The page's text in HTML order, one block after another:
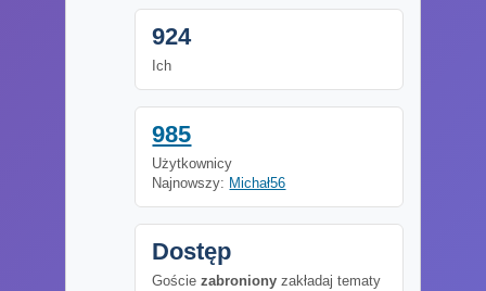
924
Ich
985
Użytkownicy
Najnowszy: Michał56
Dostęp
Gościezabroniony zakładaj tematy